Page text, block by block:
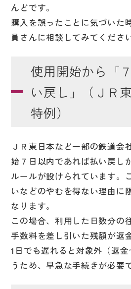
んどです。
購入を誤ったことに気づいた
員さんに相談してみてください
使用開始から「
い戻し」（ＪＲ
特例）
ＪＲ東日本など一部の鉄道会
始７日以内であれば払い戻し
ルールが設けられています。
いなどのやむを得ない理由に
なります。
この場合、利用した日数分の
手数料を差し引いた残額が返
1日でも遅れると対象外（返
うため、早急な手続きが必要